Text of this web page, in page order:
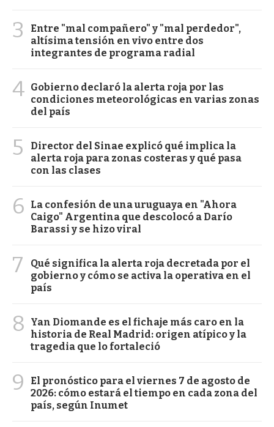
3
Entre "mal compañero" y "mal perdedor",
altísima tensión en vivo entre dos
integrantes de programa radial
4 Gobierno declaró la alerta roja por las
condiciones meteorológicas en varias zonas
del país
5
Director del Sinae explicó qué implica la
alerta roja para zonas costeras y qué pasa
con las clases
6
La confesión de una uruguaya en "Ahora
Caigo" Argentina que descolocó a Darío
Barassi y se hizo viral
7
Qué significa la alerta roja decretada por el
gobierno y cómo se activa la operativa en el
país
8
Yan Diomande es el fichaje más caro en la
historia de Real Madrid: origen atípico y la
tragedia que lo fortaleció
9
El pronóstico para el viernes 7 de agosto de
2026: cómo estará el tiempo en cada zona del
país, según Inumet